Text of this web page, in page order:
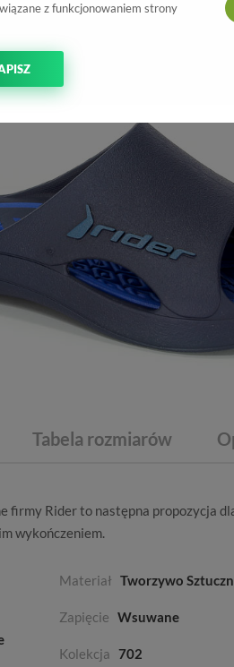
Tabela rozmiarów
firmy Riderto następna propozycja
wykończeniem.
Materiał Tworzywo
Zapięcie Wsuwane
Kolekcja 702
z funkcjonowaniem strony